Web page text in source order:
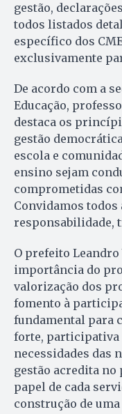
gestão,
todos listados
específico dos
exclusivamente
De acordo com a
Educação,
destaca os
gestão
escola e
ensino sejam
comprometidas
Convidamos
responsabilidade,
O prefeito
importância do
valorização dos
fomento à
fundamental para
forte, participativa
necessidades das
gestão acredita no
papel de cada
construção de uma